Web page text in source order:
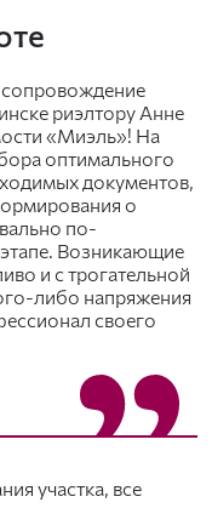
выбрать
ипотечные
при заключении
на
и улучшение
—
Херсон и
области,
высокой
офиса МИЭЛЬ «В
дизайна
на их
риэлтору Анне
«Миэль»! На
оптимального
документов,
о
по-
Возникающие
и с трогательной
либо напряжения
своего
участка, все